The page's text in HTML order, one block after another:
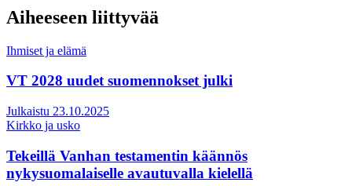
Aiheeseen liittyvää
Ihmiset ja elämä
VT 2028 uudet suomennokset julki
Julkaistu 23.10.2025
Kirkko ja usko
Tekeillä Vanhan testamentin käännös
nykysuomalaiselle avautuvalla kielellä